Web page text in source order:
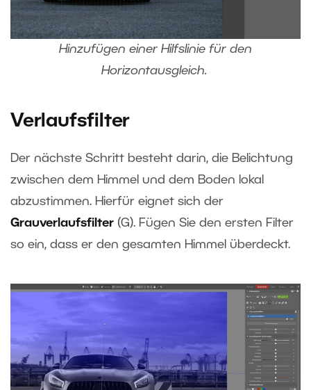
Hinzufügen einer Hilfslinie für den
Horizontausgleich.
Verlaufsfilter
Der nächste Schritt besteht darin, die Belichtung
zwischen dem Himmel und dem Boden lokal
abzustimmen. Hierfür eignet sich der
Grauverlaufsfilter (G). Fügen Sie den ersten Filter
so ein, dass er den gesamten Himmel überdeckt.